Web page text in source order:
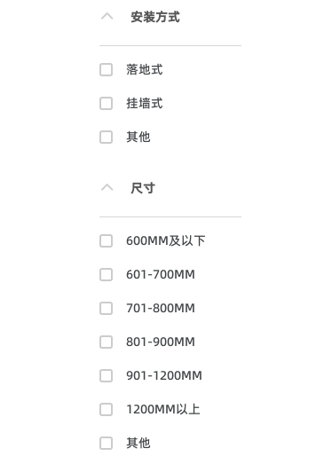
安装方式
落地式
挂墙式
其他
尺寸
600MM及以下
601-700MM
701-800MM
801-900MM
901-1200MM
1200MM以上
其他